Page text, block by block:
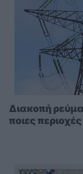
Διακοπή
ποιες περιοχές